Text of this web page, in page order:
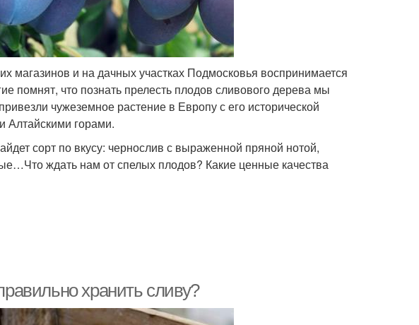
магазинов и на дачных участках Подмосковья воспринимается
помнят, что познать прелесть плодов сливового дерева мы
чужеземное растение в Европу с его исторической
Алтайскими горами.
сорт по вкусу: чернослив с выраженной пряной нотой,
ждать нам от спелых плодов? Какие ценные качества
хранить сливу?